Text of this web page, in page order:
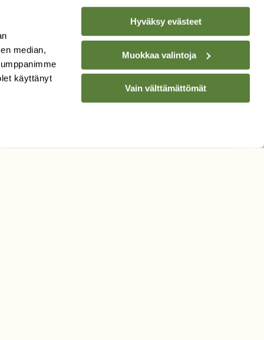
median,
käyttänyt
Hyväksy evästeet
Muokkaa valintoja
Vain välttämättömät
SUOMEN
LUONNONUUTIS­KIRJE
Sähköpostiosoite